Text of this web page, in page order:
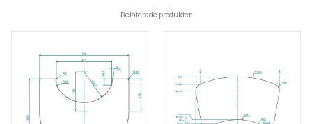
Relaterade produkter